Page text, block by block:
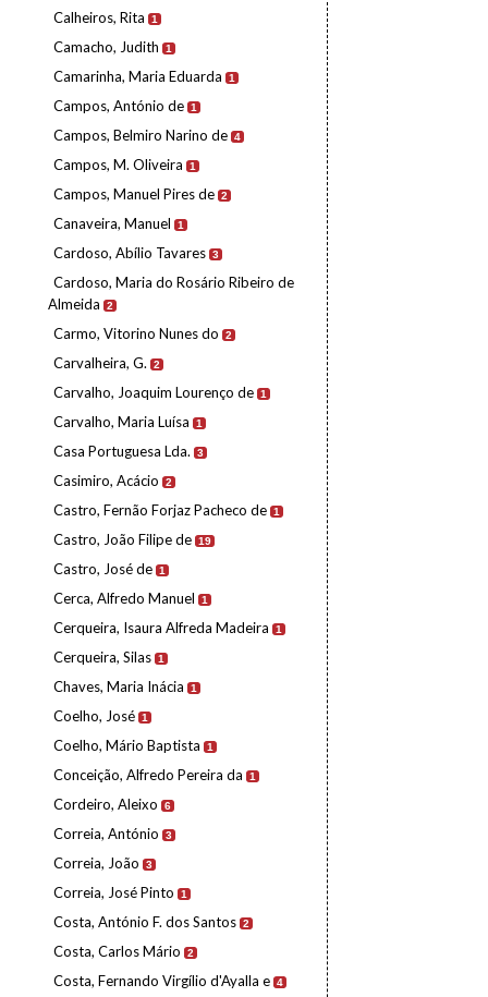
Calheiros, Rita 1
Camacho, Judith 1
Camarinha, Maria Eduarda 1
Campos, António de 1
Campos, Belmiro Narino de 4
Campos, M. Oliveira 1
Campos, Manuel Pires de 2
Canaveira, Manuel 1
Cardoso, Abílio Tavares 3
Cardoso, Maria do Rosário Ribeiro de
Almeida
2
Carmo, Vitorino Nunes do 2
Carvalheira, G. 2
Carvalho, Joaquim Lourenço de 1
Carvalho, Maria Luísa 1
Casa Portuguesa Lda. 3
Casimiro, Acácio 2
Castro, Fernão Forjaz Pacheco de 1
Castro, João Filipe de 19
Castro, José de 1
Cerca, Alfredo Manuel 1
Cerqueira, Isaura Alfreda Madeira 1
Cerqueira, Silas 1
Chaves, Maria Inácia 1
Coelho, José 1
Coelho, Mário Baptista 1
Conceição, Alfredo Pereira da 1
Cordeiro, Aleixo 6
Correia, António 3
Correia, João 3
Correia, José Pinto 1
Costa, António F. dos Santos 2
Costa, Carlos Mário 2
Costa, Fernando Virgílio d'Ayalla e 4